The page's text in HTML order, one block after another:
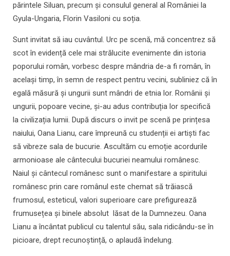
părintele Siluan, precum și consulul general al României la
Gyula-Ungaria, Florin Vasiloni cu soția.
Sunt invitat să iau cuvântul. Urc pe scenă, mă concentrez să
scot în evidență cele mai strălucite evenimente din istoria
poporului român, vorbesc despre mândria de-a fi român, în
același timp, în semn de respect pentru vecini, subliniez că în
egală măsură și ungurii sunt mândri de etnia lor. Românii și
ungurii, popoare vecine, şi-au adus contribuția lor specifică
la civilizația lumii. După discurs o invit pe scenă pe prințesa
naiului, Oana Lianu, care împreună cu studenții ei artiști fac
să vibreze sala de bucurie. Ascultăm cu emoție acordurile
armonioase ale cântecului bucuriei neamului românesc.
Naiul și cântecul românesc sunt o manifestare a spiritului
românesc prin care românul este chemat să trăiască
frumosul, esteticul, valori superioare care prefigurează
frumusețea și binele absolut lăsat de la Dumnezeu. Oana
Lianu a încântat publicul cu talentul său, sala ridicându-se în
picioare, drept recunoștință, o aplaudă îndelung.